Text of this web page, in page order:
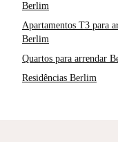
Berlim
Apartamentos T3 para
Berlim
Quartos para arrendar
Residências Berlim